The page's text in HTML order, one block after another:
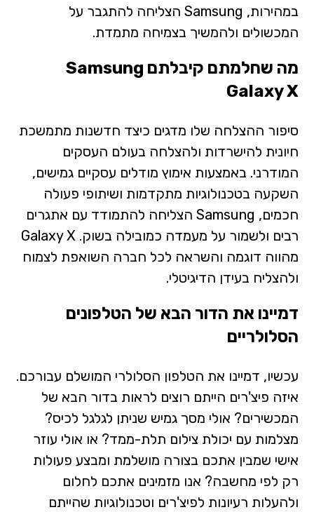
במהירות, Samsung הצליחה להתגבר על
המכשולים ולהמשיך בצמיחה מתמדת.
מה שחלמתם קיבלתם Samsung
Galaxy X
סיפור ההצלחה שלו מדגים כיצד חדשנות מתמשכת
חיונית להישרדות ולהצלחה בעולם העסקים
המודרני. באמצעות אימוץ מודלים עסקיים גמישים,
השקעה בטכנולוגיות מתקדמות ושיתופי פעולה
חכמים, Samsung הצליחה להתמודד עם אתגרים
רבים ולשמור על מעמדה כמובילה בשוק. Galaxy X
מהווה דוגמה והשראה לכל חברה השואפת לצמוח
ולהצליח בעידן הדיגיטלי.
דמיינו את הדור הבא של הטלפונים
הסלולריים
עכשיו, דמיינו את הטלפון הסלולרי המושלם עבורכם.
איזה פיצ'רים הייתם רוצים לראות בדור הבא של
המכשירים? אולי מסך גמיש שניתן לגלגל לכיס?
מצלמות עם יכולת צילום תלת-ממד? או אולי עוזר
אישי שמבין אתכם בצורה מושלמת ומבצע פעולות
רק לפי מחשבה? אנו מזמינים אתכם לחלום
ולהעלות רעיונות לפיצ'רים וטכנולוגיות שהייתם